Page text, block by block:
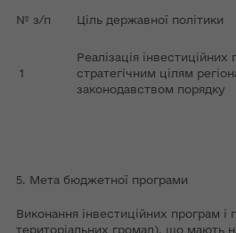
№ з/п Ціль державної політики
1
Реалізація
стратегічним цілям
законодавством порядку
5. Мета бюджетної програми
Виконання інвестиційних програм і
територіальних громад), що мають